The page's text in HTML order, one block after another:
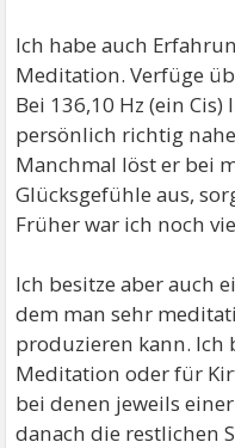
Ich habe auch
Meditation. Verfüge
Bei 136,10 Hz (ein
persönlich richtig
Manchmal löst er bei
Glücksgefühle aus,
Früher war ich noch
Ich besitze aber auch
dem man sehr
produzieren kann. Ich
Meditation oder für
bei denen jeweils
danach die restlichen